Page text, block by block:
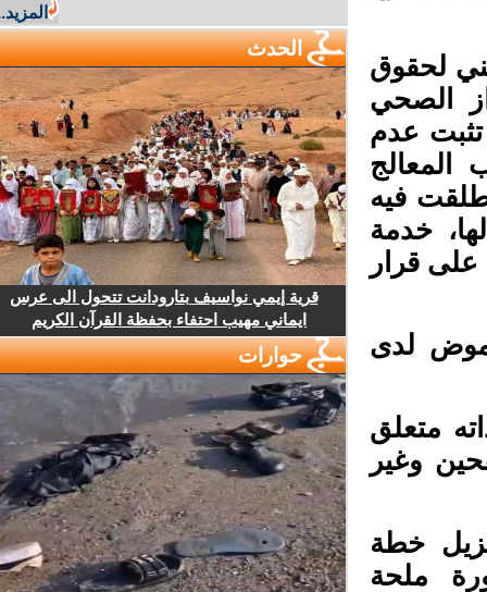
لحقوق
الصحي
عدم
فيه
خدمة
التلقيح ضد كوفيد 19 بناء على قرار
لدى
متعلق
وغير
خطة
ملحة
المزيد...
الحدث
قرية إيمي نواسيف بتارودانت تتحول الى عرس
ايماني مهيب احتفاء بحفظة القرآن الكريم
حوارات